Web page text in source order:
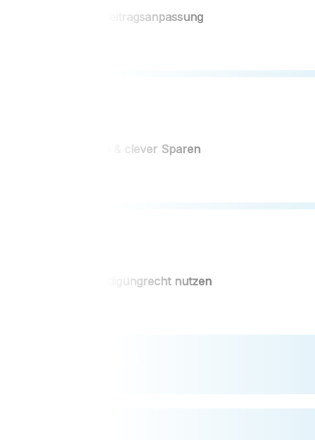
Info beim Beitragsanpassung
Vergleichen & clever Sparen
Sonderkündigungrecht nutzen